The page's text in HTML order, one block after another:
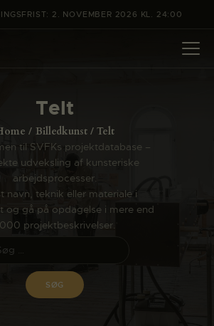
2. NOVEMBER 2026 KL. 24:00
Telt
Billedkunst Telt
til SVFKs projektdatabase –
udveksling af kunsteriske
arbejdsprocesser.
navn, teknik eller materiale i
og gå på opdagelse i mere end
projektbeskrivelser.